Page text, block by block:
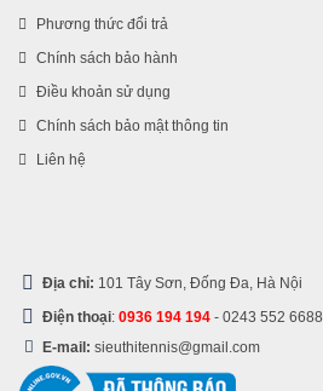
Phương thức đổi trả
Chính sách bảo hành
Điều khoản sử dụng
Chính sách bảo mật thông tin
Liên hệ
Địa chỉ: 101 Tây Sơn, Đống Đa, Hà Nội
Điện thoại: 0936 194 194 - 0243 552 6688
E-mail: sieuthitennis@gmail.com